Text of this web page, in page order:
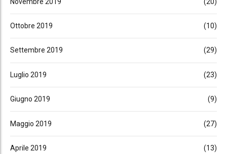
Ottobre 2019 (10)
Settembre 2019 (29)
Luglio 2019 (23)
Giugno 2019 (9)
Maggio 2019 (27)
Aprile 2019 (13)